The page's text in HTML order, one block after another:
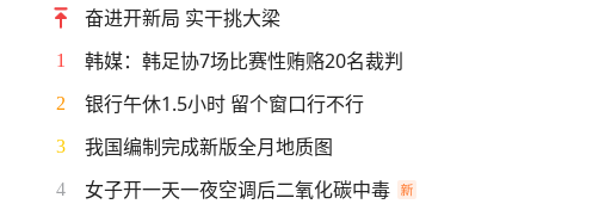
奋进开新局 实干挑大梁
1 韩媒：韩足协7场比赛性贿赂20名裁判
2 银行午休1.5小时 留个窗口行不行
3 我国编制完成新版全月地质图
4 女子开一天一夜空调后二氧化碳中毒